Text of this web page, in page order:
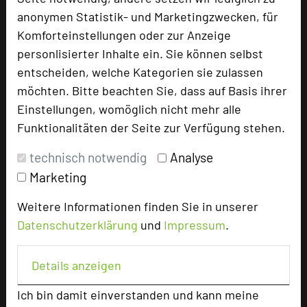
anonymen Statistik- und Marketingzwecken, für
Komforteinstellungen oder zur Anzeige
personlisierter Inhalte ein. Sie können selbst
entscheiden, welche Kategorien sie zulassen
möchten. Bitte beachten Sie, dass auf Basis ihrer
Einstellungen, womöglich nicht mehr alle
Funktionalitäten der Seite zur Verfügung stehen.
technisch notwendig
Analyse
Marketing
Weitere Informationen finden Sie in unserer
Datenschutzerklärung und Impressum.
Details anzeigen
Ich bin damit einverstanden und kann meine
Tagungsleiter
Hotel bewerten
Hoteldaten
U-Form
Parlamentarisch
Reihenbestuhlung
90
Tagungsräume
Ausstellungsfläche 300 qm